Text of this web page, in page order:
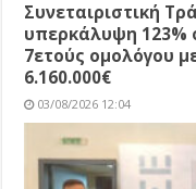
Συνεταιριστική
υπερκάλυψη 123%
7ετούς ομολόγου
6.160.000€
03/08/2026 12:04